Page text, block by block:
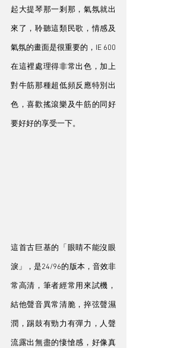
起大提琴那一剎那，氣氛就出
來了，聆聽這類民歌，情感及
氣氛的畫面是很重要的，IE 600
在這裡處理得非常出色，加上
對牛筋那種超低頻反應特別出
色，喜歡搖滾樂及牛筋的同好
要好好的享受一下。
這首古巨基的「眼睛不能沒眼
淚」，是24/96的版本，音效非
常高清，筆者經常用來試機，
結他聲音異常清脆，捽弦聲濕
潤，踢鼓有勁力有彈力，人聲
流露出無盡的悽愴感，好像真